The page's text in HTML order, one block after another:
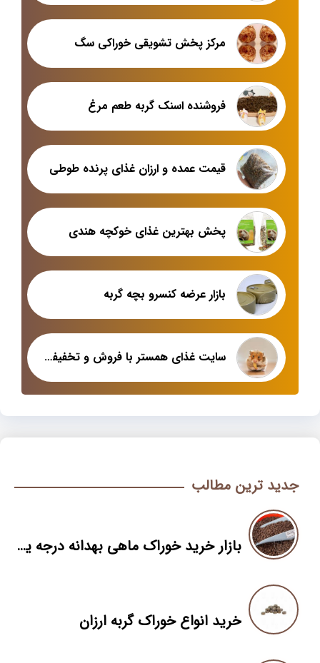
مرکز پخش تشویقی خوراکی سگ
فروشنده اسنک گربه طعم مرغ
قیمت عمده و ارزان غذای پرنده طوطی
پخش بهترین غذای خوکچه هندی
بازار عرضه کنسرو بچه گربه
سایت غذای همستر با فروش و تخفیفات ویژه
جدید ترین مطالب
بازار خرید خوراک ماهی بهدانه درجه یک و صادراتی
خرید انواع خوراک گربه ارزان